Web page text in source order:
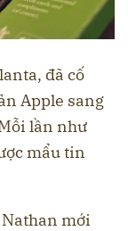
đã cố
Apple sang
lần như
mẩu tin
mới